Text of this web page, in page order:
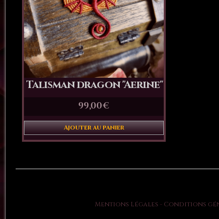
Talisman dragon "Aerine"
99,00€
Ajouter au panier
Mentions Légales Conditions